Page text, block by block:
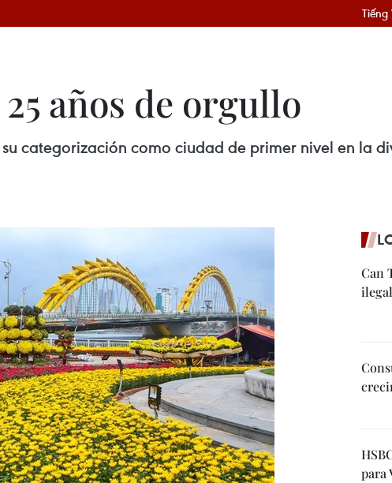
Tiếng
años de orgullo
categorización como ciudad de primer nivel en la
Can
ilegal
para